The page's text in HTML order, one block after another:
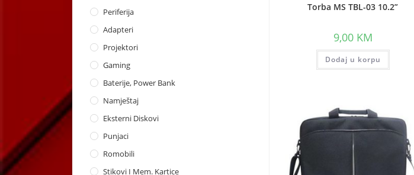
Periferija
Adapteri
Projektori
Gaming
Baterije, Power Bank
Namještaj
Eksterni Diskovi
Punjaci
Romobili
Stikovi I Mem. Kartice
Torba MS TBL-03 10.2”
9,00 KM
Dodaj u korpu